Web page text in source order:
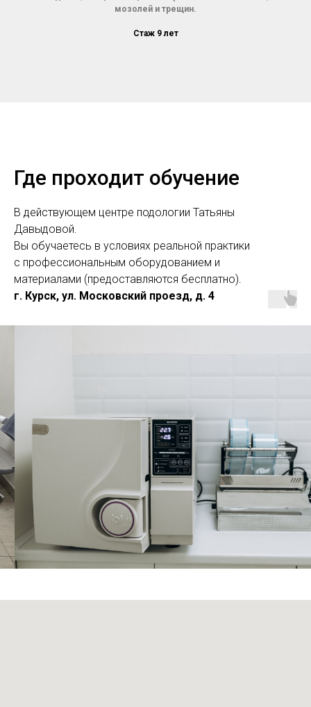
мозолей и трещин.
Стаж 9 лет
Где проходит обучение
В действующем центре подологии Татьяны
Давыдовой.
Вы обучаетесь в условиях реальной практики
с профессиональным оборудованием и
материалами (предоставляются бесплатно).
г. Курск, ул. Московский проезд, д. 4